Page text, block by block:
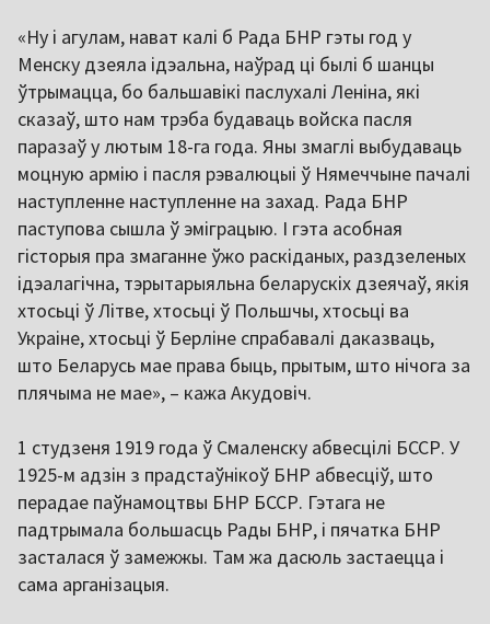
«Ну і агулам, нават калі б Рада БНР гэты год у
Менску дзеяла ідэальна, наўрад ці былі б шанцы
ўтрымацца, бо бальшавікі паслухалі Леніна, які
сказаў, што нам трэба будаваць войска пасля
паразаў у лютым 18-га года. Яны змаглі выбудаваць
моцную армію і пасля рэвалюцыі ў Нямеччыне пачалі
наступленне наступленне на захад. Рада БНР
паступова сышла ў эміграцыю. І гэта асобная
гісторыя пра змаганне ўжо раскіданых, раздзеленых
ідэалагічна, тэрытарыяльна беларускіх дзеячаў, якія
хтосьці ў Літве, хтосьці ў Польшчы, хтосьці ва
Украіне, хтосьці ў Берліне спрабавалі даказваць,
што Беларусь мае права быць, прытым, што нічога за
плячыма не мае», – кажа Акудовіч.
1 студзеня 1919 года ў Смаленску абвесцілі БССР. У
1925-м адзін з прадстаўнікоў БНР абвесціў, што
перадае паўнамоцтвы БНР БССР. Гэтага не
падтрымала большасць Рады БНР, і пячатка БНР
засталася ў замежжы. Там жа дасюль застаецца і
сама арганізацыя.